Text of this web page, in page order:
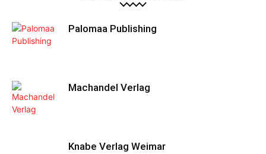
Palomaa Publishing
Machandel Verlag
Knabe Verlag Weimar